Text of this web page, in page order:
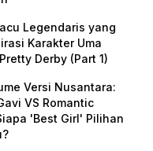
Legendaris yang
Karakter Uma
Derby (Part 1)
Versi Nusantara:
VS Romantic
'Best Girl' Pilihan